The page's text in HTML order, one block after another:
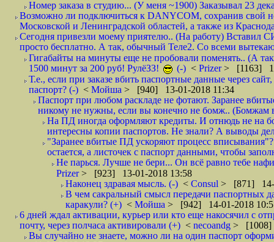
Номер заказа в студию... (У меня ~1900) Заказывал 23
Возможно ли подключиться к DANYCOM, сохранив свой
Московской и Ленинградской областей, а также из
Сегодня привезли моему приятелю.. (На работу) Вставил
просто бесплатно. А так, обычный Теле2. Со всеми
Гигабайты на минуты еще не пробовали поменять.. (А
1500 минут за 200 руб! РулёЗЗ!
(-) < Prizer> [1163]
Т.е., если при заказе вбить паспортные данные через
паспорт? (-) < Мойша > [940] 13-01-2018 11:34
Паспорт при любом раскладе не фотают. Заранее
никому не нужны, если вы конечно не бомж.. (Бомжам
На ПД иногда оформляют кредиты. И отнюдь не на
интересны копии паспортов. Не знали? А выводы
"Заранее вбитые ПД ускоряют процесс
остается, а листочек с паспорт данными, чтобы
Не парься. Лучше не бери... Он всё равно тебе
Prizer> [923] 13-01-2018 13:58
Наконец здравая мысль. (-) < Consul > [871] 14-
В чем сакральный смысл передачи паспортных
каракули? (+) < Мойша > [942] 14-01-2018
6 дней ждал активации, курьер или кто еще накосячил с
почту, через полчаса активировали (+) < necoandg > [1008]
Вы случайно не знаете, можно ли на один паспорт